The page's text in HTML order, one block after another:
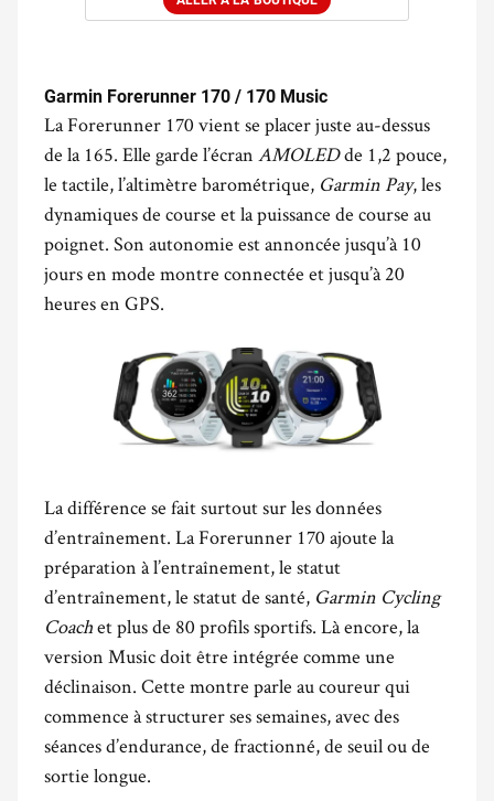
Garmin Forerunner 170 / 170 Music
La Forerunner 170 vient se placer juste au-dessus
de la 165. Elle garde l’écran AMOLEDde 1,2 pouce,
le tactile, l’altimètre barométrique, Garmin Pay, les
dynamiques de course et la puissance de course au
poignet. Son autonomie est annoncée jusqu’à 10
jours en mode montre connectée et jusqu’à 20
heures en GPS.
La différence se fait surtout sur les données
d’entraînement. La Forerunner 170 ajoute la
préparation à l’entraînement, le statut
d’entraînement, le statut de santé, Garmin Cycling
Coachet plus de 80 profils sportifs. Là encore, la
version Music doit être intégrée comme une
déclinaison. Cette montre parle au coureur qui
commence à structurer ses semaines, avec des
séances d’endurance, de fractionné, de seuil ou de
sortie longue.